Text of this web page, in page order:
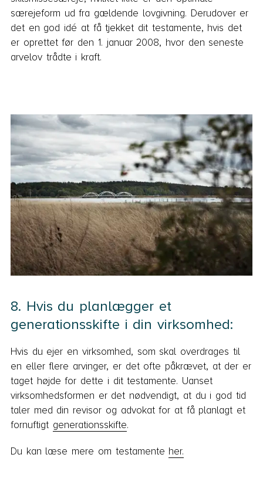
særejeform ud fra gældende lovgivning. Derudover er
det en god idé at få tjekket dit testamente, hvis det
er oprettet før den 1. januar 2008, hvor den seneste
arvelov trådte i kraft.
8. Hvis du planlægger et
generationsskifte i din virksomhed:
Hvis du ejer en virksomhed, som skal overdrages til
en eller flere arvinger, er det ofte påkrævet, at der er
taget højde for dette i dit testamente. Uanset
virksomhedsformen er det nødvendigt, at du i god tid
taler med din revisor og advokat for at få planlagt et
fornuftigt generationsskifte.
Du kan læse mere om testamente her.